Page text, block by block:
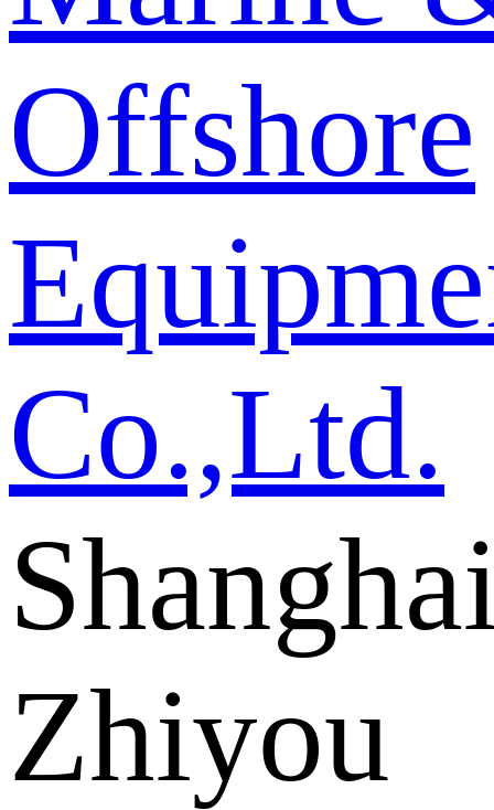
Zhiyou